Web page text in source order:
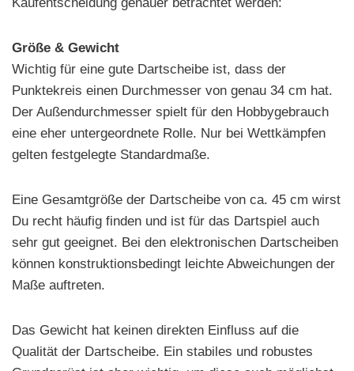
Größe & Gewicht
Wichtig für eine gute Dartscheibe ist, dass der
Punktekreis einen Durchmesser von genau 34 cm hat.
Der Außendurchmesser spielt für den Hobbygebrauch
eine eher untergeordnete Rolle. Nur bei Wettkämpfen
gelten festgelegte Standardmaße.
Eine Gesamtgröße der Dartscheibe von ca. 45 cm wirst
Du recht häufig finden und ist für das Dartspiel auch
sehr gut geeignet. Bei den elektronischen Dartscheiben
können konstruktionsbedingt leichte Abweichungen der
Maße auftreten.
Das Gewicht hat keinen direkten Einfluss auf die
Qualität der Dartscheibe. Ein stabiles und robustes